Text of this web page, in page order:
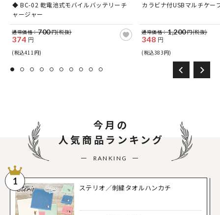
◆ BC-02 乾電池式モバイルバッテリーチ
ャージャー
通常価格：700円(税抜)
374 円
(税込411円)
カラビナ付USBマルチケー
通常価格：1,200円(税抜)
348 円
(税込383円)
今月の
人気商品ランキング
RANKING
1
ステリオ／刺繍タオルハンカチ